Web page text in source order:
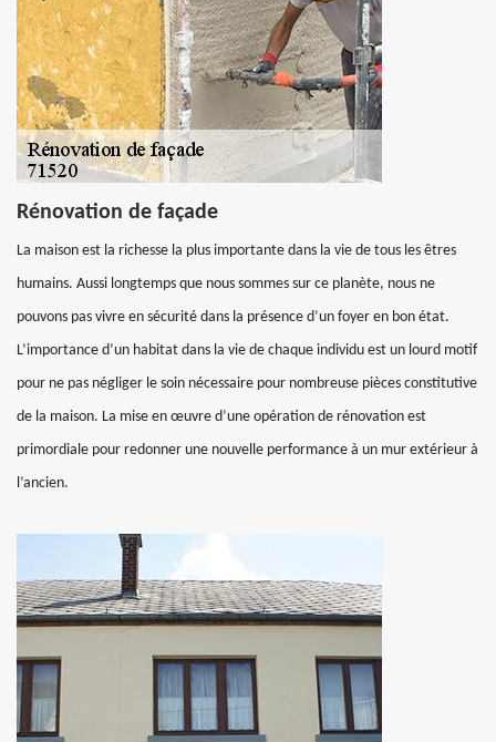
Rénovation de façade
La maison est la richesse la plus importante dans la vie de tous les êtres
humains. Aussi longtemps que nous sommes sur ce planète, nous ne
pouvons pas vivre en sécurité dans la présence d’un foyer en bon état.
L’importance d’un habitat dans la vie de chaque individu est un lourd motif
pour ne pas négliger le soin nécessaire pour nombreuse pièces constitutive
de la maison. La mise en œuvre d’une opération de rénovation est
primordiale pour redonner une nouvelle performance à un mur extérieur à
l’ancien.